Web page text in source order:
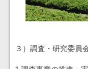
３）調査・研究委員